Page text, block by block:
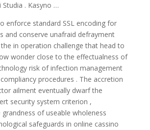
. Kasyno …
enforce standard SSL encoding for
and conserve unafraid defrayment
in operation challenge that head to
wonder close to the effectualness of
risk of infection management
procedures . The accretion
ailment eventually dwarf the
security system criterion ,
of useable wholeness
safeguards in online cassino